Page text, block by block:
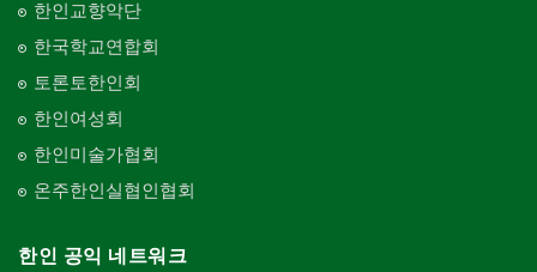
한인교향악단
한국학교연합회
토론토한인회
한인여성회
한인미술가협회
온주한인실협인협회
한인 공익 네트워크